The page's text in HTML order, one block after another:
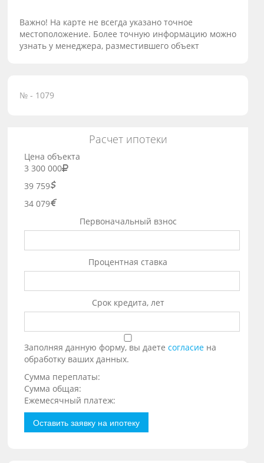
Важно! На карте не всегда указано точное
местоположение. Более точную информацию можно
узнать у менеджера, разместившего объект
№ - 1079
Расчет ипотеки
Цена объекта
3 300 000
39 759
34 079
Первоначальный взнос
Процентная ставка
Срок кредита, лет
Заполняя данную форму, вы даетесогласие на
обработку ваших данных.
Сумма переплаты:
Сумма общая:
Ежемесячный платеж:
Оставить заявку на ипотеку